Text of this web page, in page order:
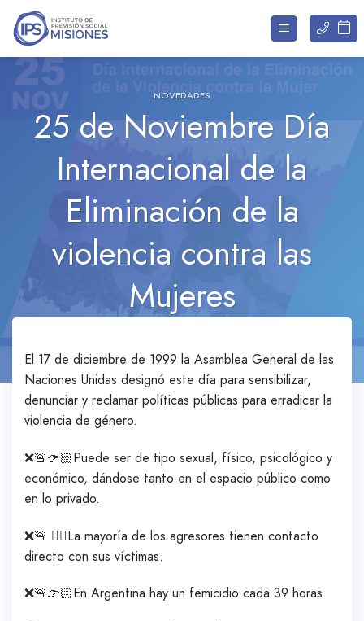
Saltar
contenido
NOVEDADES
25 de Noviembre Día
Internacional de la
Eliminación de la
violencia contra las
Mujeres
El 17 de diciembre de 1999 la Asamblea General de las
Naciones Unidas designó este día para sensibilizar,
denunciar y reclamar políticas públicas para erradicar la
violencia de género.
❌🚨👉🏻Puede ser de tipo sexual, físico, psicológico y
económico, dándose tanto en el espacio público como
en lo privado.
❌🚨 👉🏻La mayoría de los agresores tienen contacto
directo con sus víctimas.
❌🚨👉🏻En Argentina hay un femicidio cada 39 horas.